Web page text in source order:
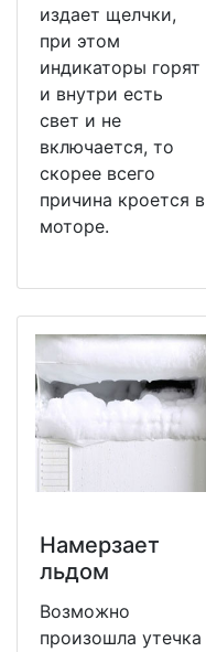
издает щелчки,
при этом
индикаторы горят
и внутри есть
свет и не
включается, то
скорее всего
причина кроется в
моторе.
Намерзает
льдом
Возможно
произошла утечка